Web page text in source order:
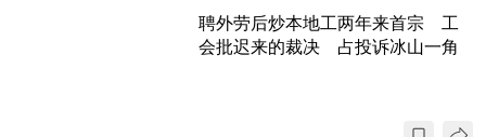
聘外劳后炒本地工两年来首宗 工
会批迟来的裁决 占投诉冰山一角